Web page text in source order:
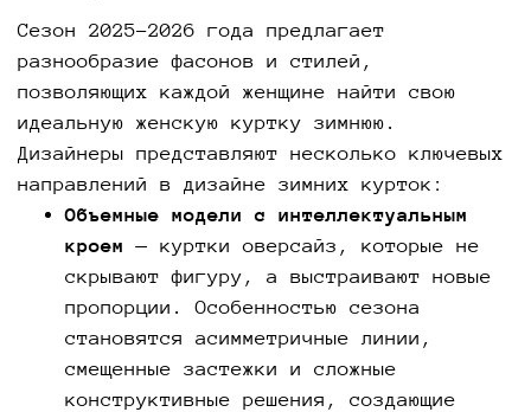
Сезон 2025-2026 года предлагает
разнообразие фасонов и стилей,
позволяющих каждой женщине найти свою
идеальную женскую куртку зимнюю.
Дизайнеры представляют несколько ключевых
направлений в дизайне зимних курток:
Объемные модели с интеллектуальным
кроем — куртки оверсайз, которые не
скрывают фигуру, а выстраивают новые
пропорции. Особенностью сезона
становятся асимметричные линии,
смещенные застежки и сложные
конструктивные решения, создающие